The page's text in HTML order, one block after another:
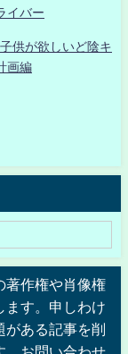
イバー
供が欲しいど陰キ
画編
著作権や肖像権
ます。申しわけ
ある記事を削